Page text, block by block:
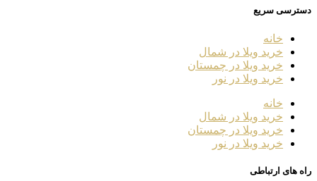
دسترسی سریع
خانه
خرید ویلا در شمال
خرید ویلا در چمستان
خرید ویلا در نور
خانه
خرید ویلا در شمال
خرید ویلا در چمستان
خرید ویلا در نور
راه های ارتباطی